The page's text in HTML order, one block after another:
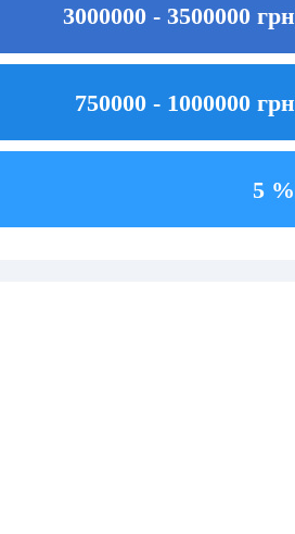
3000000 - 3500000 грн
750000 - 1000000 грн
5 %